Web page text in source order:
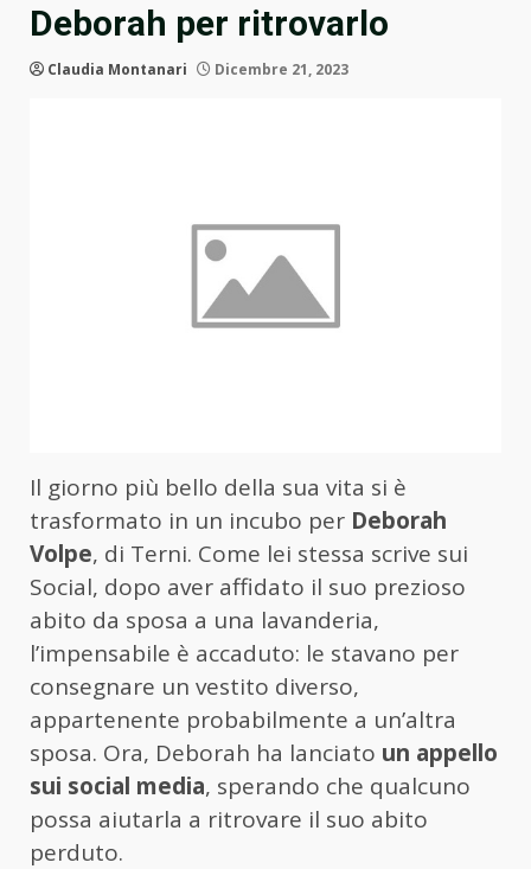
Deborah per ritrovarlo
Claudia Montanari Dicembre 21, 2023
Il giorno più bello della sua vita si è
trasformato in un incubo per Deborah
Volpe, di Terni. Come lei stessa scrive sui
Social, dopo aver affidato il suo prezioso
abito da sposa a una lavanderia,
l’impensabile è accaduto: le stavano per
consegnare un vestito diverso,
appartenente probabilmente a un’altra
sposa. Ora, Deborah ha lanciato un appello
sui social media, sperando che qualcuno
possa aiutarla a ritrovare il suo abito
perduto.